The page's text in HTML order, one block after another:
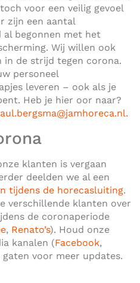
voor een veilig gevoel
zijn een aantal
al begonnen met het
Wij willen ook
in de strijd tegen corona.
personeel
leveren – ook als je
Heb je hier oor naar?
.
klanten is vergaan
deelden we al een
tijdens de horecasluiting.
verschillende klanten over
de coronaperiode
, Renato’s). Houd onze
kanalen (Facebook,
gaten voor meer updates.